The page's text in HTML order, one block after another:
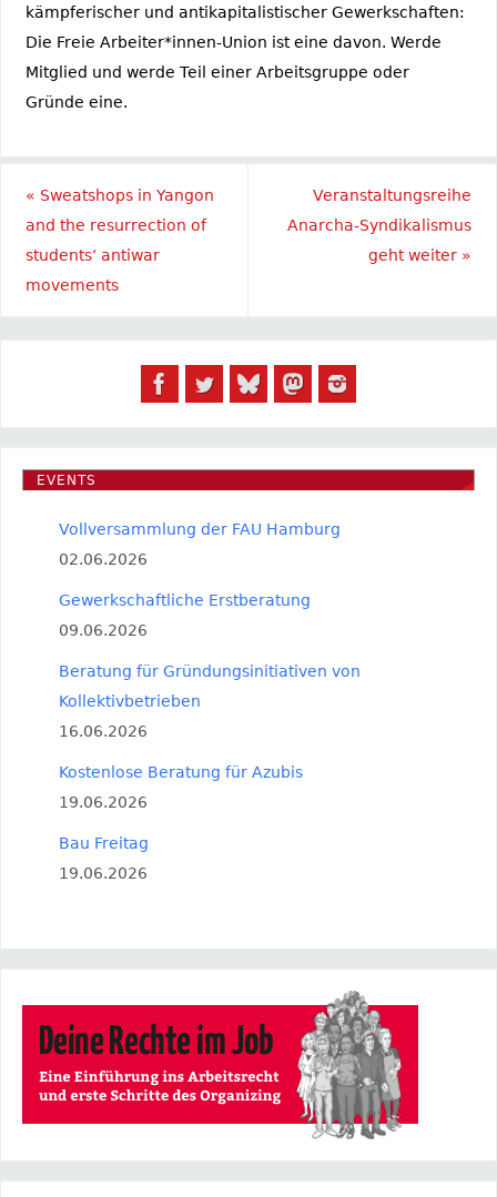
kämpferischer und antikapitalistischer Gewerkschaften:
Die Freie Arbeiter*innen-Union ist eine davon. Werde
Mitglied und werde Teil einer Arbeitsgruppe oder
Gründe eine.
« Sweatshops in Yangon
and the resurrection of
students‘ antiwar
movements
Veranstaltungsreihe
Anarcha-Syndikalismus
geht weiter »
EVENTS
Vollversammlung der FAU Hamburg
02.06.2026
Gewerkschaftliche Erstberatung
09.06.2026
Beratung für Gründungsinitiativen von
Kollektivbetrieben
16.06.2026
Kostenlose Beratung für Azubis
19.06.2026
Bau Freitag
19.06.2026